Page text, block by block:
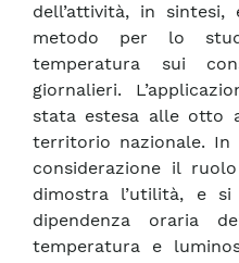
dell’attività, in
metodo per lo
temperatura sui
giornalieri.
stata estesa alle otto
territorio nazionale. In
considerazione il
dimostra l’utilità, e
dipendenza oraria
temperatura e